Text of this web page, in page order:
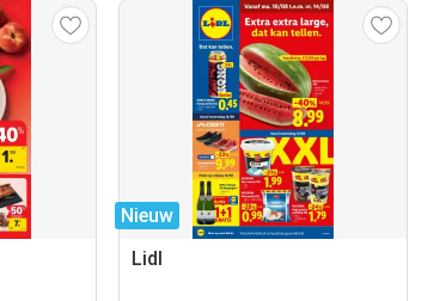
Nieuw
Lidl